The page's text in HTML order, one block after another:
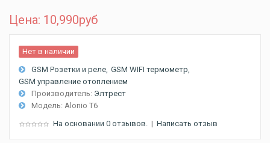
Цена: 10,990руб
Нет в наличии
GSM Розетки и реле GSM WIFI термометр
GSM управление отоплением
Производитель: Элтрест
Модель: Alonio T6
На основании 0 отзывов. | Написать отзыв